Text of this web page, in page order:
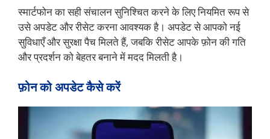
स्मार्टफोन का सही संचालन सुनिश्चित करने के लिए नियमित रूप से
उसे अपडेट और रीसेट करना आवश्यक है। अपडेट से आपको नई
सुविधाएँ और सुरक्षा पैच मिलते हैं, जबकि रीसेट आपके फ़ोन की गति
और प्रदर्शन को बेहतर बनाने में मदद मिलती है।
फ़ोन को अपडेट कैसे करें